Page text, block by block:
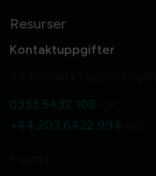
Resurser
Kontaktuppgifter
0333 5432 108
+44 203 6422 994